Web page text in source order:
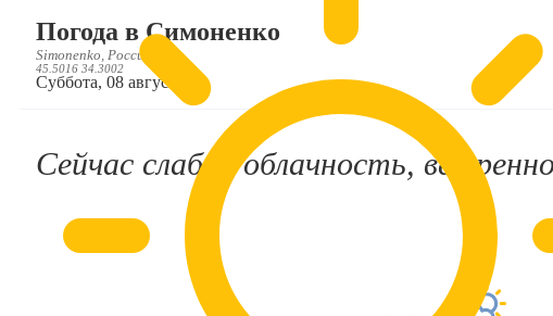
Погода в Симоненко
Simonenko, Россия, RU
45.5016 34.3002
Суббота, 08 августа
Сейчас слабая облачность,